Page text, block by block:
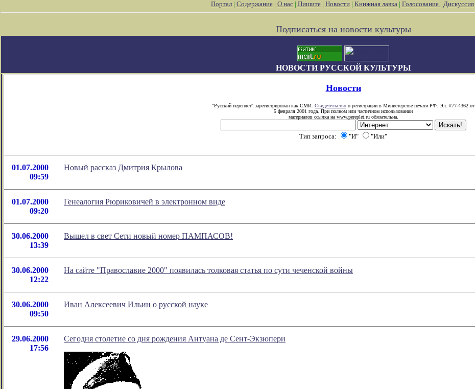
Портал| Содержание| О нас| Пишите| Новости| Книжная лавка| Голосование | Дискуссия
Подписаться на новости культуры
НОВОСТИ РУССКОЙ КУЛЬТУРЫ
Новости
"Русский переплет" зарегистрирован как СМИ. Свидетельство о регистрации в Министерстве печати РФ: Эл. #77-4362 от
5 февраля 2001 года. При полном или частичном использовании
материалов ссылка на www.pereplet.ru обязательна.
Тип запроса: "И" "Или"
01.07.2000
09:59
Новый рассказ Дмитрия Крылова
01.07.2000
09:20
Генеалогия Рюриковичей в электронном виде
30.06.2000
13:39
Вышел в свет Сети новый номер ПАМПАСОВ!
30.06.2000
12:22
На сайте "Православие 2000" появилась толковая статья по сути чеченской войны
30.06.2000
09:50
Иван Алексеевич Ильин о русской науке
29.06.2000
17:56
Сегодня столетие со дня рождения Антуана де Сент-Экзюпери